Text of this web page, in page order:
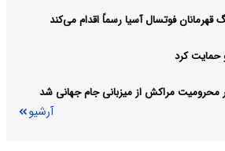
قهرمانان فوتسال آسیا رسماً اقدام می‌کند
حمایت کرد
محرومیت مراکش از میزبانی جام جهانی شد
آرشیو